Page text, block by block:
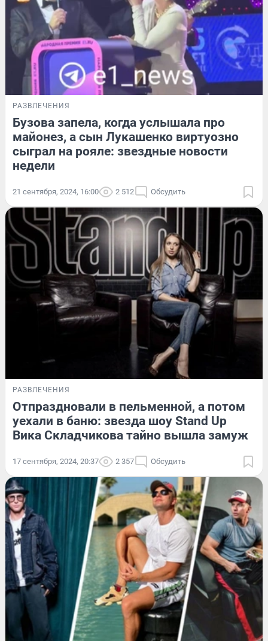
РАЗВЛЕЧЕНИЯ
Бузова запела, когда услышала про
майонез, а сын Лукашенко виртуозно
сыграл на рояле: звездные новости
недели
21 сентября, 2024, 16:00 2 512 Обсудить
РАЗВЛЕЧЕНИЯ
Отпраздновали в пельменной, а потом
уехали в баню: звезда шоу Stand Up
Вика Складчикова тайно вышла замуж
17 сентября, 2024, 20:37 2 357 Обсудить